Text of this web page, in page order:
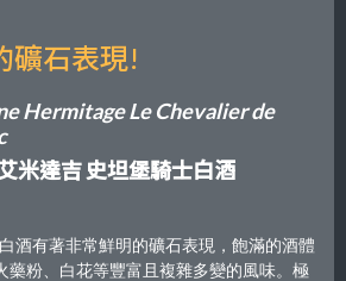
礦石表現!
Hermitage Le Chevalier de
米達吉 史坦堡騎士白酒
酒有著非常鮮明的礦石表現，飽滿的酒體
藥粉、白花等豐富且複雜多變的風味。極